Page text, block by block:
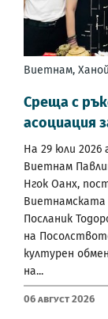
Виетнам,
Среща с
асоциация
На 29 юли 2026
Виетнам
Нгок Оанх,
Виетнамската
Посланик
на
културен
на...
06 Август 2026